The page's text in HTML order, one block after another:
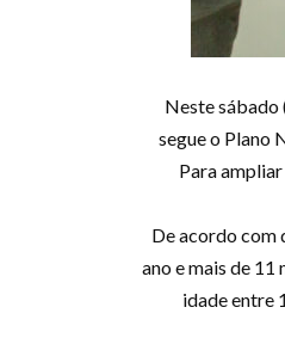
Neste sábado
segue o Plano
Para
De acordo com
ano e mais de 11
idade entre